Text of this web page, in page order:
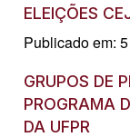
ELEIÇÕES
Publicado em:
GRUPOS DE
PROGRAMA
DA UFPR